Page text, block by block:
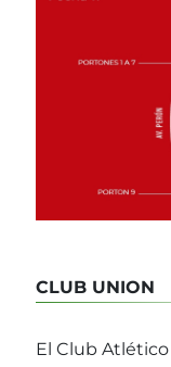
CLUB UNION
El Club